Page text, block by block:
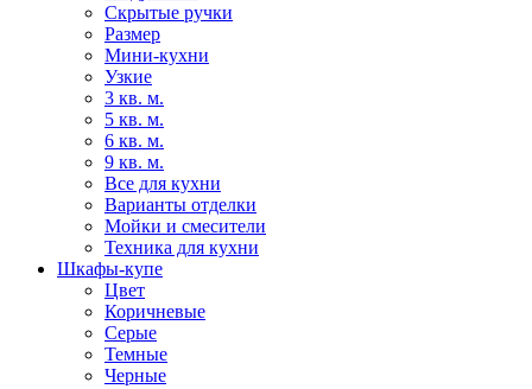
Скрытые ручки
Размер
Мини-кухни
Узкие
3 кв. м.
5 кв. м.
6 кв. м.
9 кв. м.
Все для кухни
Варианты отделки
Мойки и смесители
Техника для кухни
Шкафы-купе
Цвет
Коричневые
Серые
Темные
Черные